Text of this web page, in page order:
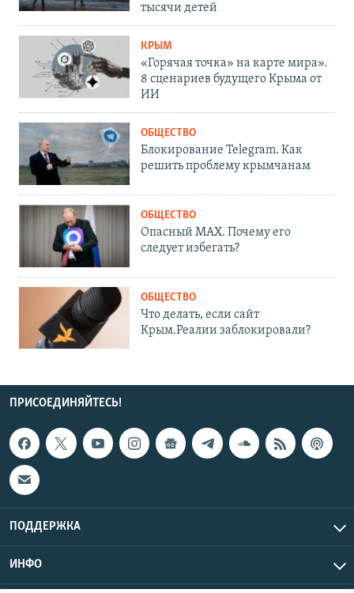
тысячи детей
КРЫМ
«Горячая точка» на карте мира».
8 сценариев будущего Крыма от
ИИ
ОБЩЕСТВО
Блокирование Telegram. Как
решить проблему крымчанам
ОБЩЕСТВО
Опасный MAX. Почему его
следует избегать?
ОБЩЕСТВО
Что делать, если сайт
Крым.Реалии заблокировали?
ПРИСОЕДИНЯЙТЕСЬ!
ПОДДЕРЖКА
ИНФО